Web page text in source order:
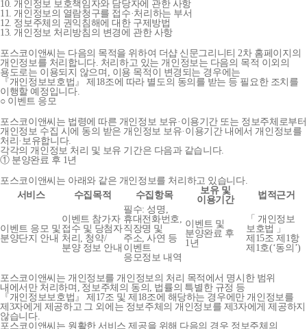
10. 개인정보 보호책임자와 담당자에 관한 사항
11. 개인정보의 열람청구를 접수·처리하는 부서
12. 정보주체의 권익침해에 대한 구제방법
13. 개인정보 처리방침의 변경에 관한 사항
포스코이앤씨는 다음의 목적을 위하여 더샵 신문그리니티 2차 홈페이지의
개인정보를 처리합니다. 처리하고 있는 개인정보는 다음의 목적 이외의
용도로는 이용되지 않으며, 이용 목적이 변경되는 경우에는
『개인정보보호법』 제18조에 따라 별도의 동의를 받는 등 필요한 조치를
이행할 예정입니다.
○ 이벤트 응모
포스코이앤씨는 법령에 따른 개인정보 보유·이용기간 또는 정보주체로부터
개인정보 수집 시에 동의 받은 개인정보 보유·이용기간 내에서 개인정보를
처리·보유합니다.
각각의 개인정보 처리 및 보유 기간은 다음과 같습니다.
① 분양완료 후 1년
포스코이앤씨는 아래와 같은 개인정보를 처리하고 있습니다.
서비스
수집목적 수집항목
보유 및
이용기간
법적근거
이벤트 응모 및
분양단지 안내
이벤트 참가자
접수 및 당첨자
처리, 청약/
분양 정보 안내
필수: 성명,
휴대전화번호,
직장명 및
주소, 사연 등
이벤트
응모정보 내역
이벤트 및
분양완료 후
1년
「 개인정보
보호법 」
제15조 제1항
제1호(‘동의’)
포스코이앤씨는 개인정보를 개인정보의 처리 목적에서 명시한 범위
내에서만 처리하며, 정보주체의 동의, 법률의 특별한 규정 등
『개인정보보호법』 제17조 및 제18조에 해당하는 경우에만 개인정보를
제3자에게 제공하고 그 외에는 정보주체의 개인정보를 제3자에게 제공하지
않습니다.
포스코이앤씨는 원활한 서비스 제공을 위해 다음의 경우 정보주체의